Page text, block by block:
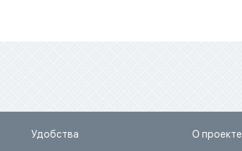
Удобства О проекте